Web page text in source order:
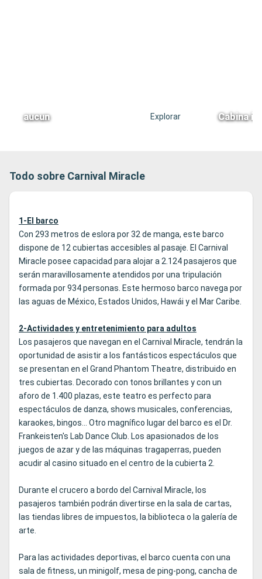
aucun Explorar Cabina
Todo sobre Carnival Miracle
1-El barco
Con 293 metros de eslora por 32 de manga, este barco
dispone de 12 cubiertas accesibles al pasaje. El Carnival
Miracle posee capacidad para alojar a 2.124 pasajeros que
serán maravillosamente atendidos por una tripulación
formada por 934 personas. Este hermoso barco navega por
las aguas de México, Estados Unidos, Hawái y el Mar Caribe.
2-Actividades y entretenimiento para adultos
Los pasajeros que navegan en el Carnival Miracle, tendrán la
oportunidad de asistir a los fantásticos espectáculos que
se presentan en el Grand Phantom Theatre, distribuido en
tres cubiertas. Decorado con tonos brillantes y con un
aforo de 1.400 plazas, este teatro es perfecto para
espectáculos de danza, shows musicales, conferencias,
karaokes, bingos... Otro magnífico lugar del barco es el Dr.
Frankeisten's Lab Dance Club. Los apasionados de los
juegos de azar y de las máquinas tragaperras, pueden
acudir al casino situado en el centro de la cubierta 2.
Durante el crucero a bordo del Carnival Miracle, los
pasajeros también podrán divertirse en la sala de cartas,
las tiendas libres de impuestos, la biblioteca o la galería de
arte.
Para las actividades deportivas, el barco cuenta con una
sala de fitness, un minigolf, mesa de ping-pong, cancha de